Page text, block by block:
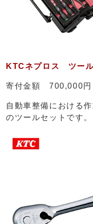
KTCネプロス ツー
寄付金額 700,000円
自動車整備における
のツールセットです。